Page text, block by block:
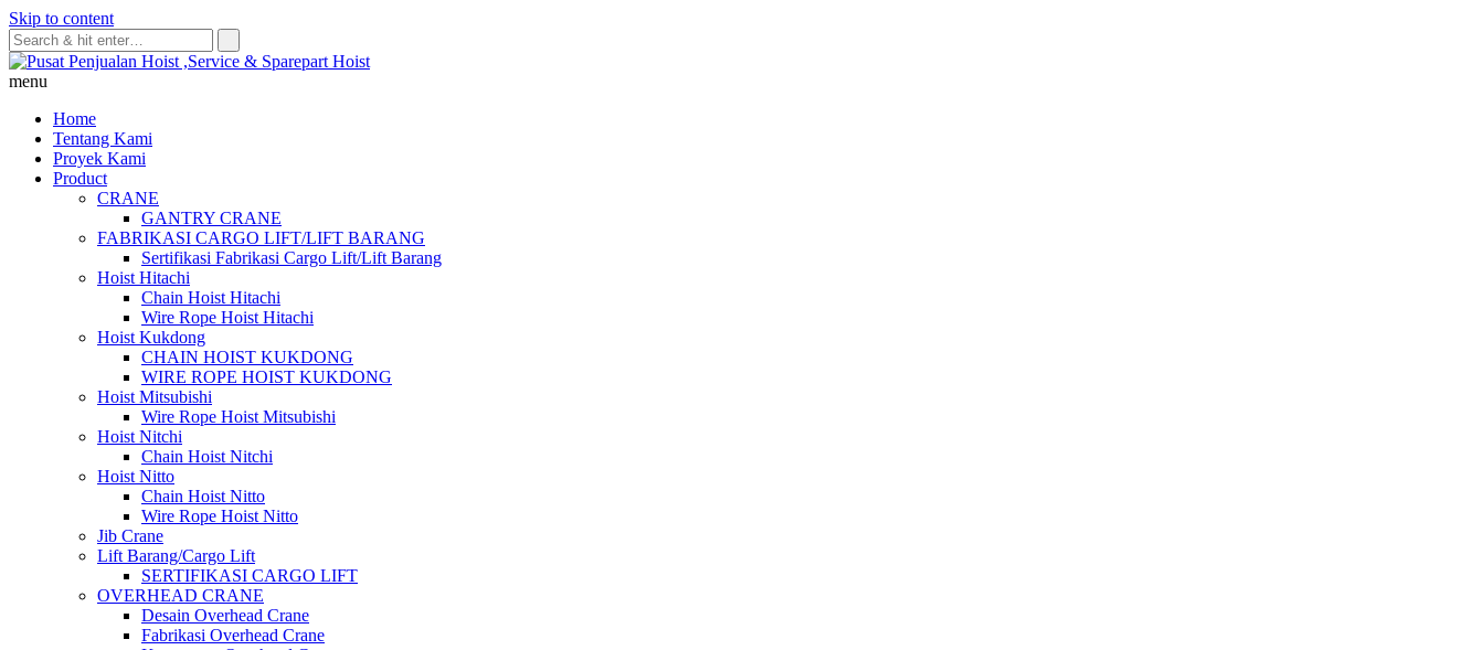
Skip to content
menu
Home
Tentang Kami
Proyek Kami
Product
CRANE
GANTRY CRANE
FABRIKASI CARGO LIFT/LIFT BARANG
Sertifikasi Fabrikasi Cargo Lift/Lift Barang
Hoist Hitachi
Chain Hoist Hitachi
Wire Rope Hoist Hitachi
Hoist Kukdong
CHAIN HOIST KUKDONG
WIRE ROPE HOIST KUKDONG
Hoist Mitsubishi
Wire Rope Hoist Mitsubishi
Hoist Nitchi
Chain Hoist Nitchi
Hoist Nitto
Chain Hoist Nitto
Wire Rope Hoist Nitto
Jib Crane
Lift Barang/Cargo Lift
SERTIFIKASI CARGO LIFT
OVERHEAD CRANE
Desain Overhead Crane
Fabrikasi Overhead Crane